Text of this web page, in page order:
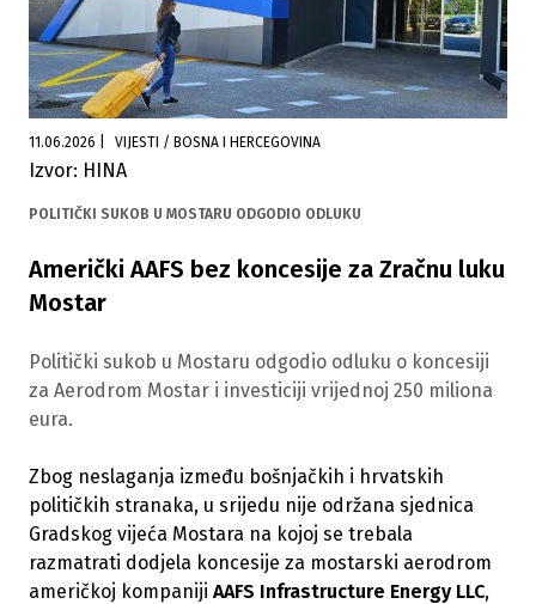
11.06.2026 VIJESTI / BOSNA I HERCEGOVINA
Izvor: HINA
POLITIČKI SUKOB U MOSTARU ODGODIO ODLUKU
Američki AAFS bez koncesije za Zračnu luku
Mostar
Politički sukob u Mostaru odgodio odluku o koncesiji
za Aerodrom Mostar i investiciji vrijednoj 250 miliona
eura.
Zbog neslaganja između bošnjačkih i hrvatskih
političkih stranaka, u srijedu nije održana sjednica
Gradskog vijeća Mostara na kojoj se trebala
razmatrati dodjela koncesije za mostarski aerodrom
američkoj kompaniji AAFS Infrastructure Energy LLC,